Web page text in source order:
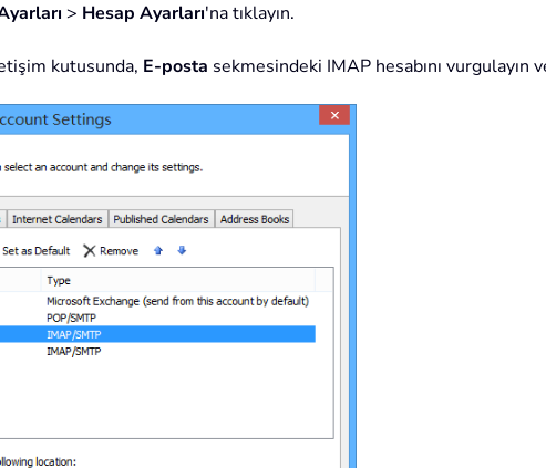
> Hesap Ayarları'na tıklayın.
kutusunda, E-posta sekmesindeki IMAP hesabını vurgulayın